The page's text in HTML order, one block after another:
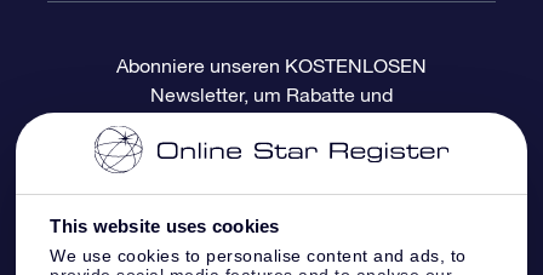
This website uses cookies
We use cookies to personalise content and ads, to
Bewertungen
OSR-Geschenkgutschein
Firmengeschenke
Personalisierte Sternseite
One Million Stars
OSR-Starsaver
Zahlungsinformationen
Versandinformationen
Rückgaberecht
Abonniere unseren KOSTENLOSEN
Newsletter, um Rabatte und